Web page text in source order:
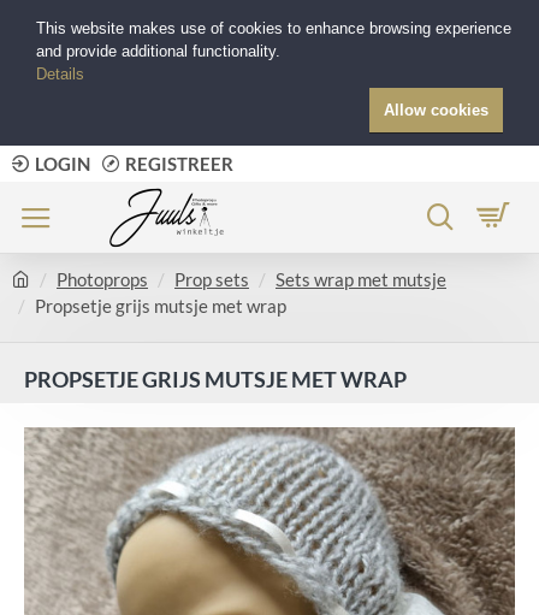
LOGIN REGISTREER
Photoprops Prop sets
Sets wrap met mutsje
Propsetje grijs mutsje met wrap
PROPSETJE GRIJS MUTSJE MET WRAP
This website makes use of cookies to enhance browsing experience
and provide additional functionality.
Details
Allow cookies